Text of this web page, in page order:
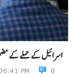
اسرائیل کے حملے کے
PM 0